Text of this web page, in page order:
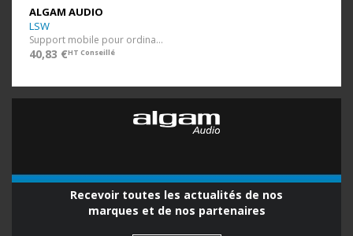
ALGAM AUDIO
LSW
Support mobile pour ordinateur
40,83 €HT Conseillé
Recevoir toutes les actualités de nos
marques et de nos partenaires